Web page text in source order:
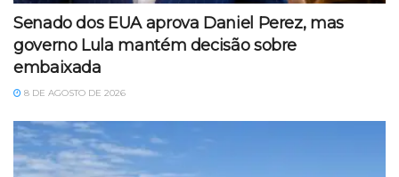
Senado dos EUA aprova Daniel Perez, mas
governo Lula mantém decisão sobre
embaixada
8 DE AGOSTO DE 2026